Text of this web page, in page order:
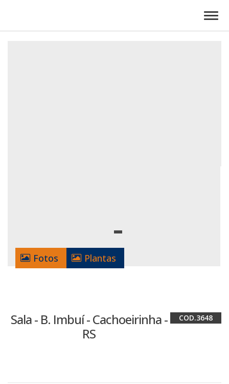
Fotos Plantas
Sala - B. Imbuí - Cachoeirinha -
RS
3648